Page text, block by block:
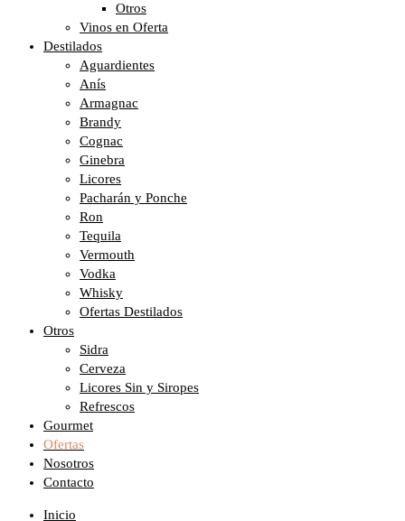
Otros
Vinos en Oferta
Destilados
Aguardientes
Anís
Armagnac
Brandy
Cognac
Ginebra
Licores
Pacharán y Ponche
Ron
Tequila
Vermouth
Vodka
Whisky
Ofertas Destilados
Otros
Sidra
Cerveza
Licores Sin y Siropes
Refrescos
Gourmet
Ofertas
Nosotros
Contacto
Inicio